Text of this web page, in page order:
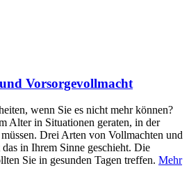
Vorsorgevollmacht
wenn Sie es nicht mehr können?
Alter in Situationen geraten, in der
Drei Arten von Vollmachten und
in Ihrem Sinne geschieht. Die
Sie in gesunden Tagen treffen. Mehr